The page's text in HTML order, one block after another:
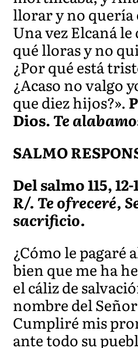
llorar y no quería
Una vez Elcaná
qué lloras y no
¿Por qué está
¿Acaso no valgo
que diez hijos?».
Dios.Te
SALMO
Del salmo 115, 12-
R/. Te ofreceré,
sacrificio.
¿Cómo le pagaré
bien que me ha
el cáliz de
nombre del
Cumpliré mis
ante todo su